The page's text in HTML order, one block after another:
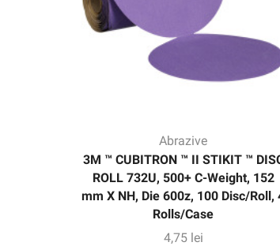
Abrazive
3M ™ CUBITRON ™ II STIKIT ™
ROLL 732U, 500+ C-Weight, 152
mm X NH, Die 600z, 100 Disc/Roll,
Rolls/Case
4,75 lei